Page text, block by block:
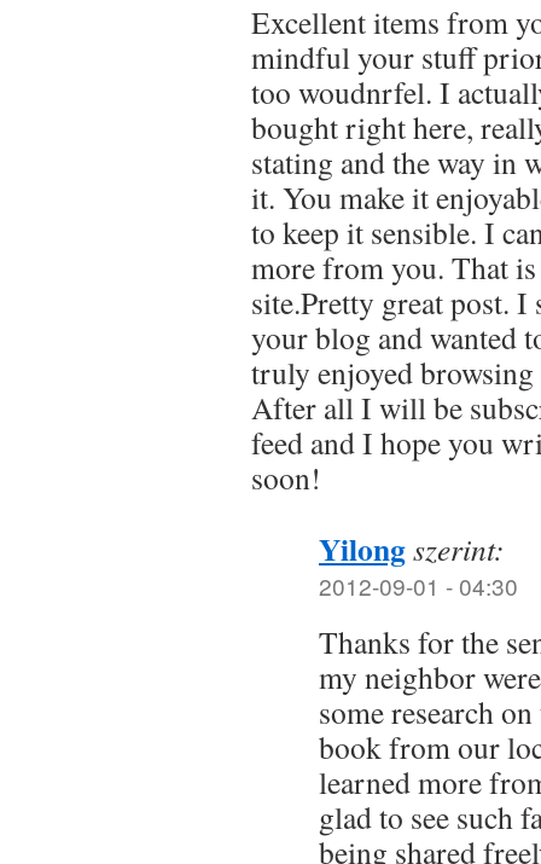
Excellent items from
mindful your stuff
too woudnrfel. I
bought right here,
stating and the way in
it. You make it
to keep it sensible. I
more from you. That
site.Pretty great post.
your blog and wanted
truly enjoyed
After all I will be
feed and I hope you
soon!
Yilongszerint:
2012-09-01 - 04:30
Thanks for the
my neighbor
some research
book from our
learned more
glad to see such
being shared